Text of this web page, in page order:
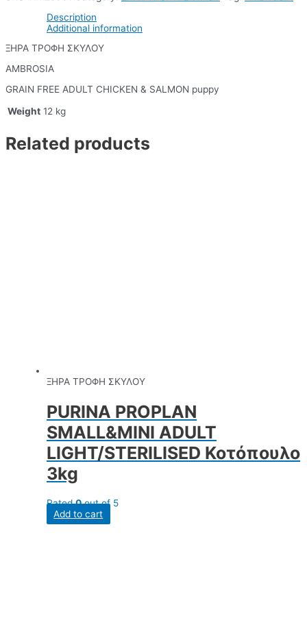
Description
Additional information
ΞΗΡΑ ΤΡΟΦΗ ΣΚΥΛΟΥ
AMBROSIA
GRAIN FREE ADULT CHICKEN & SALMON puppy
Weight 12 kg
Related products
ΞΗΡΑ ΤΡΟΦΗ ΣΚΥΛΟΥ
PURINA PROPLAN
SMALL&MINI ADULT
LIGHT/STERILISED Κοτόπουλο
3kg
Rated0out of 5
Add to cart